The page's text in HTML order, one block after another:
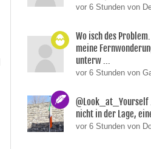
vor 6 Stunden von
Wo isch des
meine
unterw ...
vor 6 Stunden von
@Look_at_Yourself
nicht in der Lage,
vor 6 Stunden von